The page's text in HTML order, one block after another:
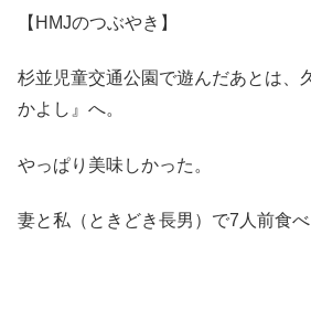
【HMJのつぶやき】
杉並児童交通公園で遊んだあとは、
かよし』へ。
やっぱり美味しかった。
妻と私（ときどき長男）で7人前食べ